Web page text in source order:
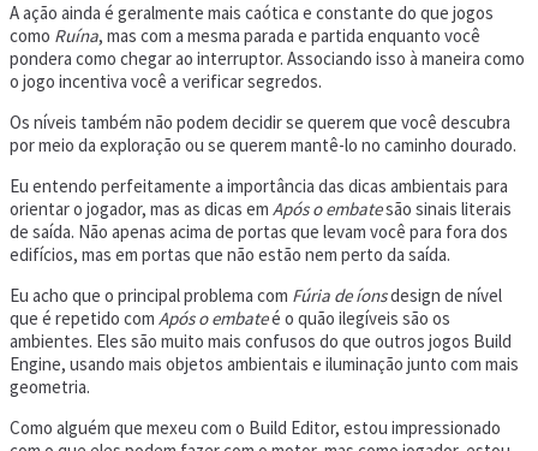
A ação ainda é geralmente mais caótica e constante do que jogos
como Ruína, mas com a mesma parada e partida enquanto você
pondera como chegar ao interruptor. Associando isso à maneira como
o jogo incentiva você a verificar segredos.
Os níveis também não podem decidir se querem que você descubra
por meio da exploração ou se querem mantê-lo no caminho dourado.
Eu entendo perfeitamente a importância das dicas ambientais para
orientar o jogador, mas as dicas em Após o embatesão sinais literais
de saída. Não apenas acima de portas que levam você para fora dos
edifícios, mas em portas que não estão nem perto da saída.
Eu acho que o principal problema com Fúria de íonsdesign de nível
que é repetido com Após o embateé o quão ilegíveis são os
ambientes. Eles são muito mais confusos do que outros jogos Build
Engine, usando mais objetos ambientais e iluminação junto com mais
geometria.
Como alguém que mexeu com o Build Editor, estou impressionado